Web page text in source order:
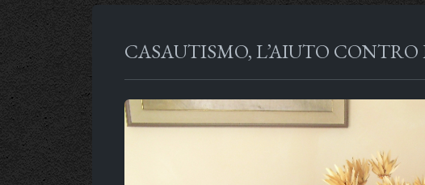
CASAUTISMO, L’AIUTO